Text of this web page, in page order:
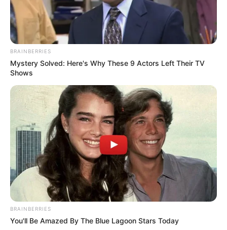
QR code σου, λες και είσαι προϊόν σε σούπερ μάρκετ, για
να κάτσεις να φας σε ένα ταβερνάκι;;; Σ’ έναν κόσμο που
θα πρέπει να αποδεικνύεις 20 φορές τη μέρα το
αυτονόητο, ότι είσαι δηλαδή υγιής;;;; Ξέρω ότι απλά
θέλεις να δουλέψεις! Σε καταλαβαίνουμε όλοι! Εμείς να
δεις…. Οι λιγότερο οικονομικά επιτυχημένοι.
Όχι με αυτό το τίμημα! Οι μουσικοί που δουλεύουν μαζί
σου θα αναγκαστούν να κάνουν το μπόλι προκειμένου να
πάρουν μεροκάματο;;; Αν κάποιος από αυτούς τους νέους
σε ηλικία μουσικούς πάθει κάτι, πώς θα αισθανθείς που
θα τον έχεις εσύ υποχρεώσει να κάνει κάτι που δεν
ήθελε;; Οι παρέες των νέων που θα θελουν να σε
ακούσουν;;; θα πρέπει να το κάνουν κι αυτοί προκειμένου
να τους αφήσουν στην πόρτα να περάσουν; Αν σε μια
παρέα το έχουν κάνει οι δύο και οι άλλοι δύο όχι, θα
αφήσεις τους μισούς απ έξω;; Αν το έχει κάνει ο άντρας
BRAINBERRIES
Mystery Solved: Here's Why These 9 Actors Left Their TV
Shows
BRAINBERRIES
You'll Be Amazed By The Blue Lagoon Stars Today